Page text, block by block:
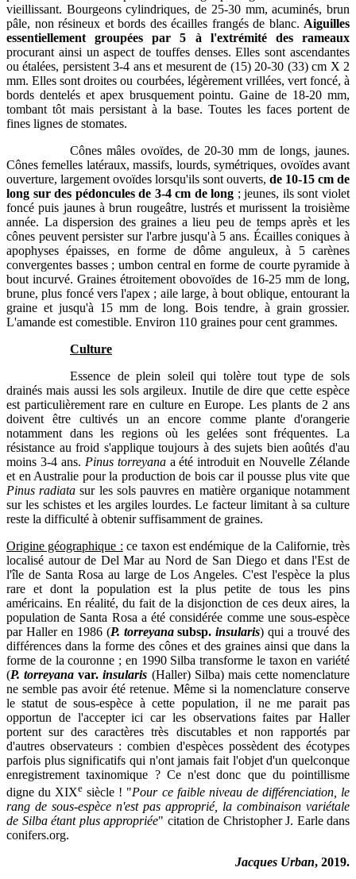
vieillissant. Bourgeons cylindriques, de 25-30 mm, acuminés, brun
pâle, non résineux et bords des écailles frangés de blanc. Aiguilles
essentiellement groupées par 5 à l'extrémité des rameaux
procurant ainsi un aspect de touffes denses. Elles sont ascendantes
ou étalées, persistent 3-4 ans et mesurent de (15) 20-30 (33) cm X 2
mm. Elles sont droites ou courbées, légèrement vrillées, vert foncé, à
bords dentelés et apex brusquement pointu. Gaine de 18-20 mm,
tombant tôt mais persistant à la base. Toutes les faces portent de
fines lignes de stomates.
Cônes mâles ovoïdes, de 20-30 mm de longs, jaunes.
Cônes femelles latéraux, massifs, lourds, symétriques, ovoïdes avant
ouverture, largement ovoïdes lorsqu'ils sont ouverts, de 10-15 cm de
long sur des pédoncules de 3-4 cm de long ; jeunes, ils sont violet
foncé puis jaunes à brun rougeâtre, lustrés et murissent la troisième
année. La dispersion des graines a lieu peu de temps après et les
cônes peuvent persister sur l'arbre jusqu'à 5 ans. Écailles coniques à
apophyses épaisses, en forme de dôme anguleux, à 5 carènes
convergentes basses ; umbon central en forme de courte pyramide à
bout incurvé. Graines étroitement obovoïdes de 16-25 mm de long,
brune, plus foncé vers l'apex ; aile large, à bout oblique, entourant la
graine et jusqu'à 15 mm de long. Bois tendre, à grain grossier.
L'amande est comestible. Environ 110 graines pour cent grammes.
Culture
Essence de plein soleil qui tolère tout type de sols
drainés mais aussi les sols argileux. Inutile de dire que cette espèce
est particulièrement rare en culture en Europe. Les plants de 2 ans
doivent être cultivés un an encore comme plante d'orangerie
notamment dans les regions où les gelées sont fréquentes. La
résistance au froid s'applique toujours à des sujets bien aoûtés d'au
moins 3-4 ans. Pinus torreyanaa été introduit en Nouvelle Zélande
et en Australie pour la production de bois car il pousse plus vite que
Pinus radiata sur les sols pauvres en matière organique notamment
sur les schistes et les argiles lourdes. Le facteur limitant à sa culture
reste la difficulté à obtenir suffisamment de graines.
Origine géographique : ce taxon est endémique de la Californie, très
localisé autour de Del Mar au Nord de San Diego et dans l'Est de
l'île de Santa Rosa au large de Los Angeles. C'est l'espèce la plus
rare et dont la population est la plus petite de tous les pins
américains. En réalité, du fait de la disjonction de ces deux aires, la
population de Santa Rosa a été considérée comme une sous-espèce
par Haller en 1986 (P. torreyanasubsp.insularis) qui a trouvé des
différences dans la forme des cônes et des graines ainsi que dans la
forme de la couronne ; en 1990 Silba transforme le taxon en variété
(P. torreyana var.insularis (Haller) Silba) mais cette nomenclature
ne semble pas avoir été retenue. Même si la nomenclature conserve
le statut de sous-espèce à cette population, il ne me parait pas
opportun de l'accepter ici car les observations faites par Haller
portent sur des caractères très discutables et non rapportés par
d'autres observateurs : combien d'espèces possèdent des écotypes
parfois plus significatifs qui n'ont jamais fait l'objet d'un quelconque
enregistrement taxinomique ? Ce n'est donc que du pointillisme
digne du XIXe siècle ! "Pour ce faible niveau de différenciation, le
rang de sous-espèce n'est pas approprié, la combinaison variétale
de Silba étant plus appropriée" citation de Christopher J. Earle dans
conifers.org.
Jacques Urban, 2019.